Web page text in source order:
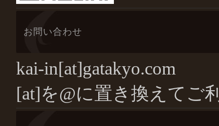
お問い合わせ
kai-in[at]gatakyo.com
[at]を@に置き換えてご